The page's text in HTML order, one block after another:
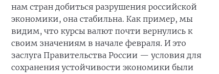
нам стран добиться разрушения российской
экономики, она стабильна. Как пример, мы
видим, что курсы валют почти вернулись к
своим значениям в начале февраля. И это
заслуга Правительства России — условия для
сохранения устойчивости экономики были